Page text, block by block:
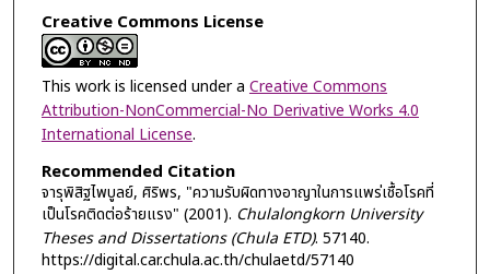
Creative Commons License
This work is licensed under a Creative Commons
Attribution-NonCommercial-No Derivative Works 4.0
International License.
Recommended Citation
จารุพิสิฐไพบูลย์, ศิริพร, "ความรับผิดทางอาญาในการแพร่เชื้อโรคที่
เป็นโรคติดต่อร้ายแรง" (2001). Chulalongkorn University
Theses and Dissertations (Chula ETD). 57140.
https://digital.car.chula.ac.th/chulaetd/57140